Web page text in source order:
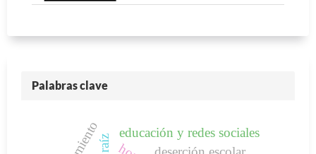
Palabras clave
educación y redes sociales
raíz